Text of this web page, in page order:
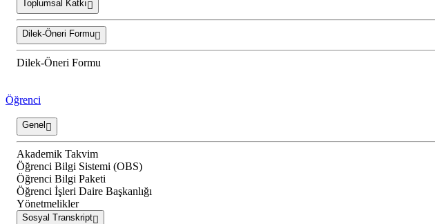
Toplumsal Katkı
Dilek-Öneri Formu
Dilek-Öneri Formu
Öğrenci
Genel
Akademik Takvim
Öğrenci Bilgi Sistemi (OBS)
Öğrenci Bilgi Paketi
Öğrenci İşleri Daire Başkanlığı
Yönetmelikler
Sosyal Transkript